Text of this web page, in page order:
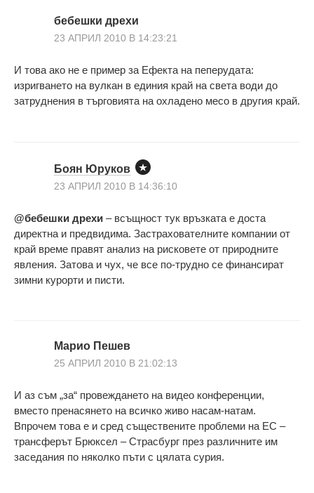
бебешки дрехи
23 АПРИЛ 2010 В 14:23:21
И това ако не е пример за Ефекта на пеперудата:
изригването на вулкан в единия край на света води до
затруднения в търговията на охладено месо в другия край.
Боян Юруков
23 АПРИЛ 2010 В 14:36:10
@бебешки дрехи – всъщност тук връзката е доста
директна и предвидима. Застрахователните компании от
край време правят анализ на рисковете от природните
явления. Затова и чух, че все по-трудно се финансират
зимни курорти и писти.
Марио Пешев
25 АПРИЛ 2010 В 21:02:13
И аз съм „за“ провеждането на видео конференции,
вместо пренасянето на всичко живо насам-натам.
Впрочем това е и сред съществените проблеми на ЕС –
трансферът Брюксел – Страсбург през различните им
заседания по няколко пъти с цялата сурия.